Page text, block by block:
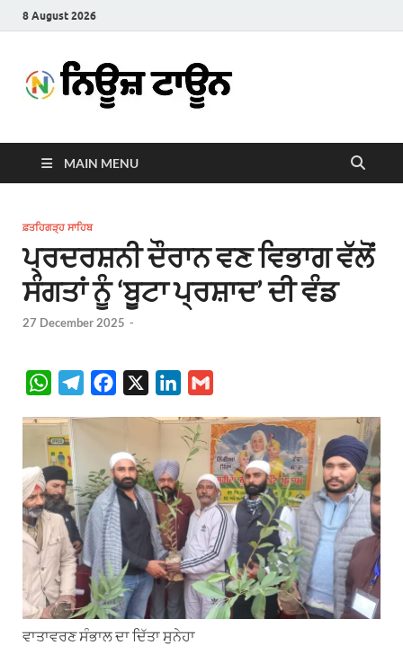
8 August 2026
Town
MAIN MENU
ਫ਼ਤਹਿਗੜ੍ਹ ਸਾਹਿਬ
ਪ੍ਰਦਰਸ਼ਨੀ ਦੌਰਾਨ ਵਣ ਵਿਭਾਗ ਵੱਲੋਂ
ਸੰਗਤਾਂ ਨੂੰ ‘ਬੂਟਾ ਪ੍ਰਸ਼ਾਦ’ ਦੀ ਵੰਡ
27 December 2025 -
W
a
t
s
A
p
g
r
a
m
e
b
o
o
k
n
k
e
d
n
a
i
l
ਵਾਤਾਵਰਣ ਸੰਭਾਲ ਦਾ ਦਿੱਤਾ ਸੁਨੇਹਾ